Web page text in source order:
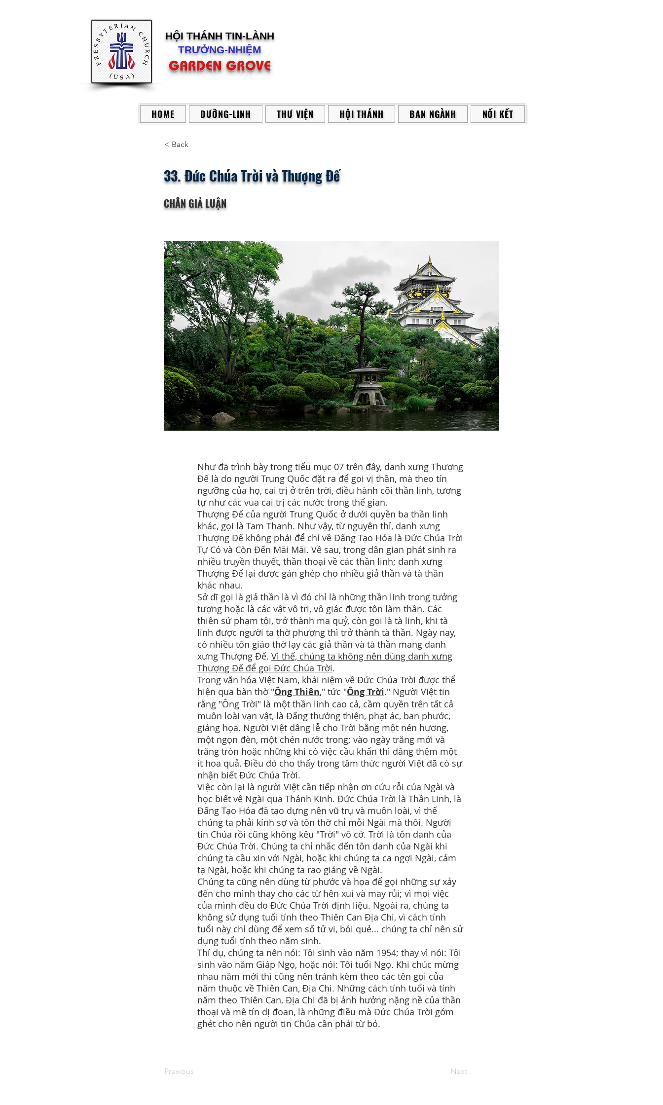
HỘI THÁNH TIN-LÀNH
TRƯỞNG-NHIỆM
GARDEN GROVE
HOME DƯỠNG-LINH THƯ VIỆN HỘI THÁNH BAN NGÀNH NỐI KẾT
< Back
33. Đức Chúa Trời và Thượng Đế
CHÂN GIẢ LUẬN
Như đã trình bày trong tiểu mục 07 trên đây, danh xưng Thượng
Đế là do người Trung Quốc đặt ra để gọi vị thần, mà theo tín
ngưỡng của họ, cai trị ở trên trời, điều hành cõi thần linh, tương
tự như các vua cai trị các nước trong thế gian.
Thượng Đế của người Trung Quốc ở dưới quyền ba thần linh
khác, gọi là Tam Thanh. Như vậy, từ nguyên thỉ, danh xưng
Thượng Đế không phải để chỉ về Đấng Tạo Hóa là Đức Chúa Trời
Tự Có và Còn Đến Mãi Mãi. Về sau, trong dân gian phát sinh ra
nhiều truyền thuyết, thần thoại về các thần linh; danh xưng
Thượng Đế lại được gán ghép cho nhiều giả thần và tà thần
khác nhau.
Sở dĩ gọi là giả thần là vì đó chỉ là những thần linh trong tưởng
tượng hoặc là các vật vô tri, vô giác được tôn làm thần. Các
thiên sứ phạm tội, trở thành ma quỷ, còn gọi là tà linh, khi tà
linh được người ta thờ phượng thì trở thành tà thần. Ngày nay,
có nhiều tôn giáo thờ lạy các giả thần và tà thần mang danh
xưng Thượng Đế. Vì thế, chúng ta không nên dùng danh xưng
Thượng Đế để gọi Đức Chúa Trời.
Trong văn hóa Việt Nam, khái niệm về Đức Chúa Trời được thể
hiện qua bàn thờ "Ông Thiên," tức "Ông Trời." Người Việt tin
rằng "Ông Trời" là một thần linh cao cả, cầm quyền trên tất cả
muôn loài vạn vật, là Đấng thưởng thiện, phạt ác, ban phước,
giáng họa. Người Việt dâng lễ cho Trời bằng một nén hương,
một ngọn đèn, một chén nước trong; vào ngày trăng mới và
trăng tròn hoặc những khi có việc cầu khấn thì dâng thêm một
ít hoa quả. Điều đó cho thấy trong tâm thức người Việt đã có sự
nhận biết Đức Chúa Trời.
Việc còn lại là người Việt cần tiếp nhận ơn cứu rỗi của Ngài và
học biết về Ngài qua Thánh Kinh. Đức Chúa Trời là Thần Linh, là
Đấng Tạo Hóa đã tạo dựng nên vũ trụ và muôn loài, vì thế
chúng ta phải kính sợ và tôn thờ chỉ mỗi Ngài mà thôi. Người
tin Chúa rồi cũng không kêu "Trời" vô cớ. Trời là tôn danh của
Đức Chúa Trời. Chúng ta chỉ nhắc đến tôn danh của Ngài khi
chúng ta cầu xin với Ngài, hoặc khi chúng ta ca ngợi Ngài, cảm
tạ Ngài, hoặc khi chúng ta rao giảng về Ngài.
Chúng ta cũng nên dùng từ phước và họa để gọi những sự xảy
đến cho mình thay cho các từ hên xui và may rủi; vì mọi việc
của mình đều do Đức Chúa Trời định liệu. Ngoài ra, chúng ta
không sử dụng tuổi tính theo Thiên Can Địa Chi, vì cách tính
tuổi này chỉ dùng để xem số tử vi, bói quẻ... chúng ta chỉ nên sử
dụng tuổi tính theo năm sinh.
Thí dụ, chúng ta nên nói: Tôi sinh vào năm 1954; thay vì nói: Tôi
sinh vào năm Giáp Ngọ, hoặc nói: Tôi tuổi Ngọ. Khi chúc mừng
nhau năm mới thì cũng nên tránh kèm theo các tên gọi của
năm thuộc về Thiên Can, Địa Chi. Những cách tính tuổi và tính
năm theo Thiên Can, Địa Chi đã bị ảnh hưởng nặng nề của thần
thoại và mê tín dị đoan, là những điều mà Đức Chúa Trời gớm
ghét cho nên người tin Chúa cần phải từ bỏ.
Previous Next